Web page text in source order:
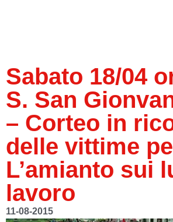
Sabato 18/04
S. San
– Corteo in
delle vittime
L’amianto sui
lavoro
11-08-2015